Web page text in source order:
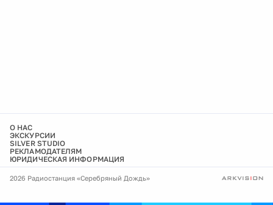
О НАС
ЭКСКУРСИИ
SILVER STUDIO
РЕКЛАМОДАТЕЛЯМ
ЮРИДИЧЕСКАЯ ИНФОРМАЦИЯ
2026 Радиостанция «Серебряный Дождь»